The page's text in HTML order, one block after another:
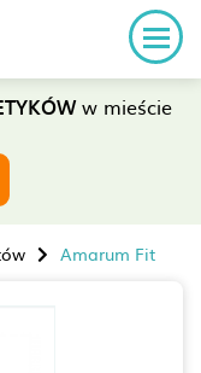
w mieście
Amarum Fit